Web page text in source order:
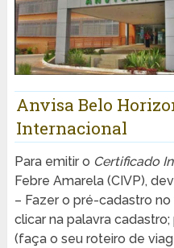
Anvisa Belo
Internacional
Para emitir o Certificado
Febre Amarela (CIVP),
– Fazer o pré-cadastro no
clicar na palavra
(faça o seu roteiro de